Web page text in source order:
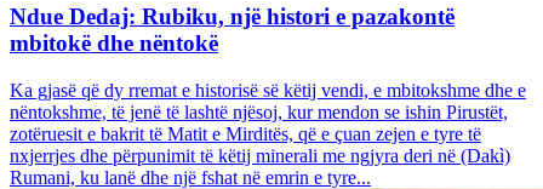
Ndue Dedaj: Rubiku, një histori e pazakontë
mbitokë dhe nëntokë
Ka gjasë që dy rremat e historisë së këtij vendi, e mbitokshme dhe e
nëntokshme, të jenë të lashtë njësoj, kur mendon se ishin Pirustët,
zotëruesit e bakrit të Matit e Mirditës, që e çuan zejen e tyre të
nxjerrjes dhe përpunimit të këtij minerali me ngjyra deri në (Dakì)
Rumani, ku lanë dhe një fshat në emrin e tyre...